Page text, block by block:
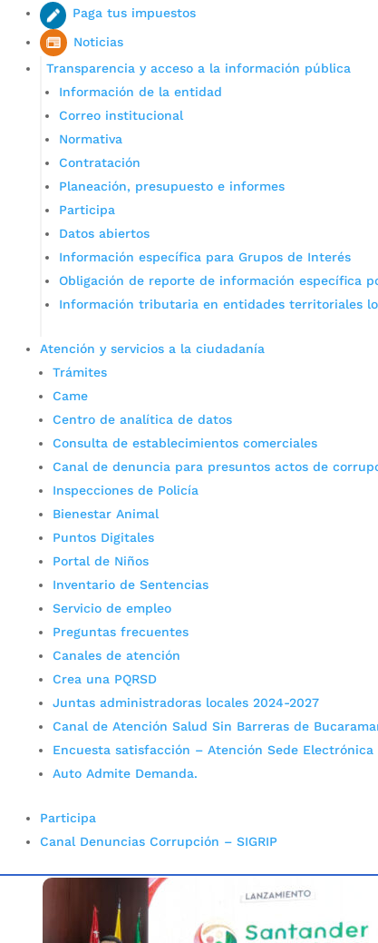
Paga tus impuestos
Noticias
Transparencia y acceso a la información pública
Información de la entidad
Correo institucional
Normativa
Contratación
Planeación, presupuesto e informes
Participa
Datos abiertos
Información específica para Grupos de Interés
Obligación de reporte de información específica
Información tributaria en entidades territoriales
Atención y servicios a la ciudadanía
Trámites
Came
Centro de analítica de datos
Consulta de establecimientos comerciales
Canal de denuncia para presuntos actos de
Inspecciones de Policía
Bienestar Animal
Puntos Digitales
Portal de Niños
Inventario de Sentencias
Servicio de empleo
Preguntas frecuentes
Canales de atención
Crea una PQRSD
Juntas administradoras locales 2024-2027
Canal de Atención Salud Sin Barreras de
Encuesta satisfacción – Atención Sede Electrónica
Auto Admite Demanda.
Participa
Canal Denuncias Corrupción – SIGRIP
Etiqueta: Bilingüismo pacto en